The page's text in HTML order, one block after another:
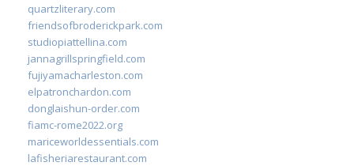
quartzliterary.com
friendsofbroderickpark.com
studiopiattellina.com
jannagrillspringfield.com
fujiyamacharleston.com
elpatronchardon.com
donglaishun-order.com
fiamc-rome2022.org
mariceworldessentials.com
lafisheriarestaurant.com